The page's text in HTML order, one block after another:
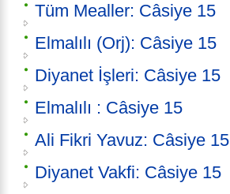
Tüm Mealler: Câsiye 15
Elmalılı (Orj): Câsiye 15
Diyanet İşleri: Câsiye 15
Elmalılı : Câsiye 15
Ali Fikri Yavuz: Câsiye 15
Diyanet Vakfi: Câsiye 15